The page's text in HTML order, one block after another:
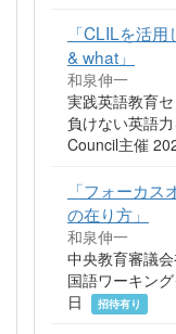
「CLILを活
& what」
和泉伸一
実践英語教育
負けない英語
Council主催
「フォーカ
の在り方」
和泉伸一
中央教育審議
国語ワーキン
日
招待有り